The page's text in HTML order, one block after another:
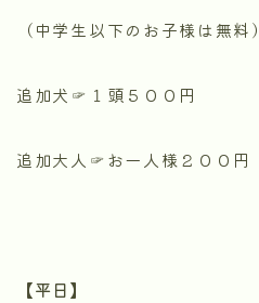
（中学生以下のお子様は無料）
追加犬☞１頭５００円
追加大人☞お一人様２００円
【平日】